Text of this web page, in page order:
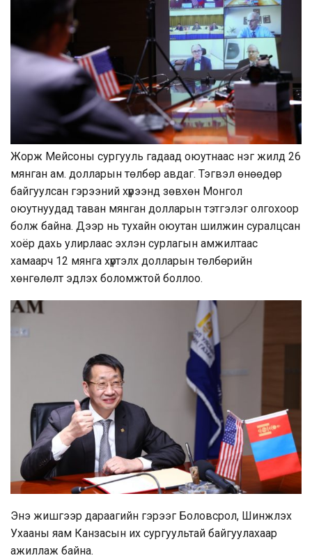
Жорж Мейсоны сургууль гадаад оюутнаас нэг жилд 26
мянган ам. долларын төлбөр авдаг. Тэгвэл өнөөдөр
байгуулсан гэрээний хүрээнд зөвхөн Монгол
оюутнуудад таван мянган долларын тэтгэлэг олгохоор
болж байна. Дээр нь тухайн оюутан шилжин суралцсан
хоёр дахь улирлаас эхлэн сурлагын амжилтаас
хамаарч 12 мянга хүртэлх долларын төлбөрийн
хөнгөлөлт эдлэх боломжтой боллоо.
Энэ жишгээр дараагийн гэрээг Боловсрол, Шинжлэх
Ухааны яам Канзасын их сургуультай байгуулахаар
ажиллаж байна.